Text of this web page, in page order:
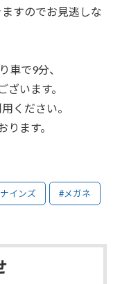
すのでお見逃しな
車で9分、
います。
ください。
ます。
インズ #メガネ